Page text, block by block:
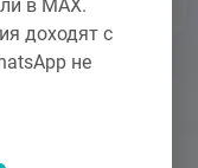
в MAX.
доходят с
не